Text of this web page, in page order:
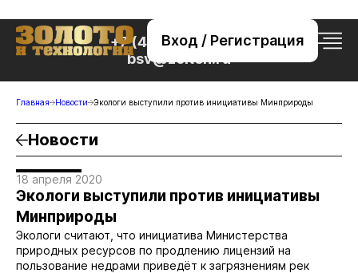
Вход / Регистрация
+7 (495) 221-76-32
bsv@zolteh.ru
Главная Новости Экологи выступили против инициативы Минприроды
Новости
18 апреля 2020
Экологи выступили против инициативы
Минприроды
Экологи считают, что инициатива Министерства
природных ресурсов по продлению лицензий на
пользование недрами приведёт к загрязнениям рек